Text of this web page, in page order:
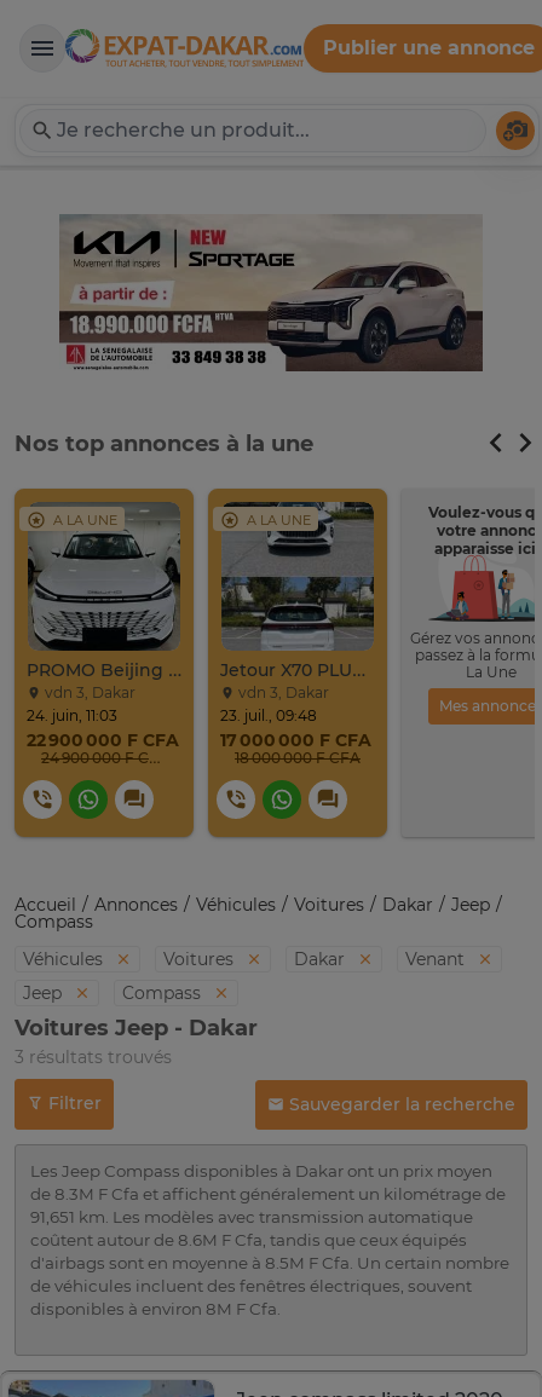
Expat-Dakar
Publier une annonce
Nos top annonces à la une
A LA UNE
PROMO Beijing X7 / 2025
vdn 3, Dakar
24. juin, 11:03
22 900 000 F CFA
24 900 000 F CFA
A LA UNE
Jetour X70 PLUS 2024
vdn 3, Dakar
23. juil., 09:48
17 000 000 F CFA
18 000 000 F CFA
Voulez-vous
votre
apparaisse ici
Gérez vos
passez à la
La Une
Mes annonces
Accueil Annonces Véhicules Voitures Dakar Jeep
Compass
Véhicules
Voitures Dakar
Venant
Jeep
Compass
Voitures Jeep - Dakar
3 résultats trouvés
Filtrer Sauvegarder la recherche
Les Jeep Compass disponibles à Dakar ont un prix moyen
de 8.3M F Cfa et affichent généralement un kilométrage de
91,651 km. Les modèles avec transmission automatique
coûtent autour de 8.6M F Cfa, tandis que ceux équipés
d'airbags sont en moyenne à 8.5M F Cfa. Un certain nombre
de véhicules incluent des fenêtres électriques, souvent
disponibles à environ 8M F Cfa.